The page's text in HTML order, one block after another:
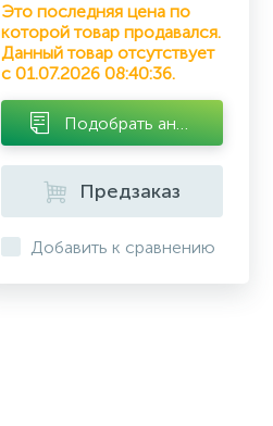
Это последняя цена по
которой товар продавался.
Данный товар отсутствует
с 01.07.2026 08:40:36.
Предзаказ
Добавить к сравнению